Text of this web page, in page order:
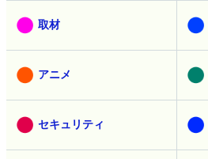
取材
アニメ
セキュリティ